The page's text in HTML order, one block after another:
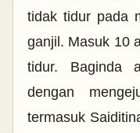
tidak tidur pada
ganjil. Masuk 10
tidur. Baginda
dengan
termasuk